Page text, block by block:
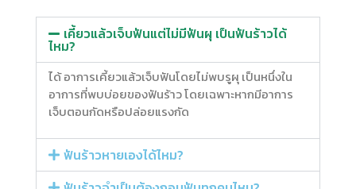
เคี้ยวแล้วเจ็บฟันแต่ไม่มีฟันผุ เป็นฟันร้าวได้
ไหม?
ได้ อาการเคี้ยวแล้วเจ็บฟันโดยไม่พบรูผุ เป็นหนึ่งใน
อาการที่พบบ่อยของฟันร้าว โดยเฉพาะหากมีอาการ
เจ็บตอนกัดหรือปล่อยแรงกัด
ฟันร้าวหายเองได้ไหม?